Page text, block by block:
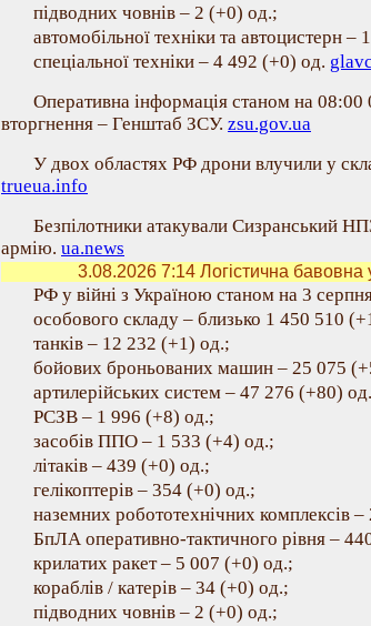
підводних човнів – 2 (+0) од.;
автомобільної техніки та автоцистерн
спеціальної техніки – 4 492 (+0) од.
Оперативна інформація станом на
вторгнення – Генштаб ЗСУ. zsu.gov.ua
У двох областях РФ дрони влучили у
trueua.info
Безпілотники атакували Сизранський
армію. ua.news
3.08.2026 7:14Логістична бавовна
РФ у війні з Україною станом на 3
особового складу – близько 1 450 510
танків – 12 232 (+1) од.;
бойових броньованих машин – 25 075
артилерійських систем – 47 276 (+80)
РСЗВ – 1 996 (+8) од.;
засобів ППО – 1 533 (+4) од.;
літаків – 439 (+0) од.;
гелікоптерів – 354 (+0) од.;
наземних робототехнічних комплексів
БпЛА оперативно-тактичного рівня –
крилатих ракет – 5 007 (+0) од.;
кораблів / катерів – 34 (+0) од.;
підводних човнів – 2 (+0) од.;